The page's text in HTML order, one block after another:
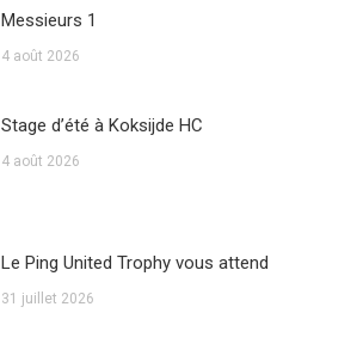
Messieurs 1
4 août 2026
Stage d’été à Koksijde HC
4 août 2026
Le Ping United Trophy vous attend
31 juillet 2026